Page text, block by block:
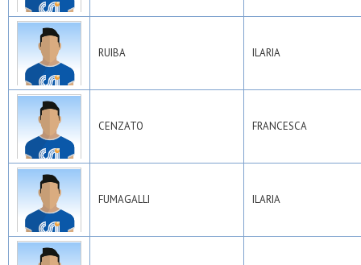
RUIBA ILARIA
CENZATO FRANCESCA
FUMAGALLI ILARIA